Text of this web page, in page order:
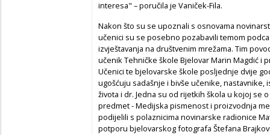
interesa" – poručila je Vaniček-Fila.
Nakon što su se upoznali s osnovama
učenici su se posebno pozabavili temom
izvještavanja na društvenim mrežama. Tim
učenik Tehničke škole Bjelovar Marin Magdić i
Učenici te bjelovarske škole posljednje dvije
ugošćuju sadašnje i bivše učenike,
života i dr. Jedna su od rijetkih škola u kojoj se
predmet - Medijska pismenost i proizvodnja
podijelili s polaznicima novinarske radionice
potporu bjelovarskog fotografa Štefana